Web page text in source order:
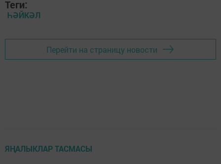
Теги:
ҺӘЙКӘЛ
Перейти на страницу новости
ЯҢАЛЫКЛАР ТАСМАСЫ